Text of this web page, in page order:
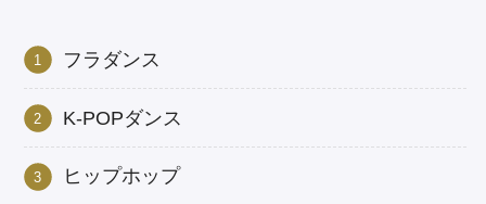
フラダンス
K-POPダンス
ヒップホップ